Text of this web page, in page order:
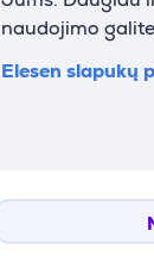
naudojimo
Elesen slapukų
Apple
titano/
909